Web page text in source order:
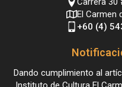
El Carmen
+60 (4)
Dando cumplimiento al